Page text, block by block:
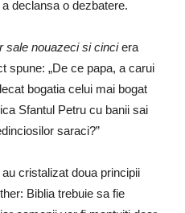
declansa o dezbatere.
sale nouazeci si cinciera
spune: „De ce papa, a carui
bogatia celui mai bogat
Sfantul Petru cu banii sai
saraci?”
au cristalizat doua principii
Biblia trebuie sa fie